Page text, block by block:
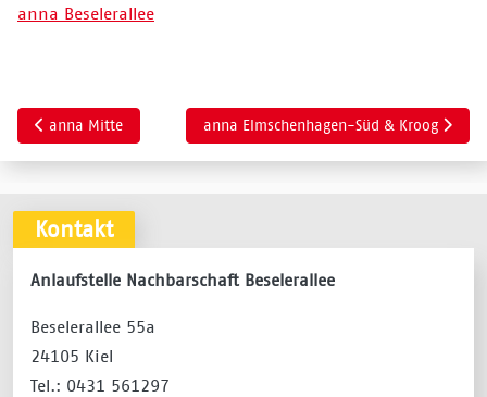
anna Beselerallee
Vorheriger Beitrag: anna Mitte
anna Mitte Nächster Beitrag: anna Elmschenhagen-
anna Elmschenhagen-Süd & Kroog
Kontakt
Anlaufstelle Nachbarschaft Beselerallee
Beselerallee 55a
24105 Kiel
Tel.: 0431 561297